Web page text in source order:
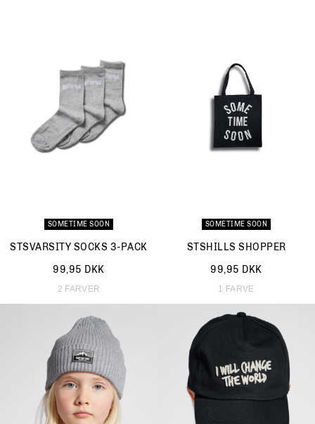
SOMETIME SOON
STSVARSITY SOCKS 3-PACK
99,95 DKK
2 FARVER
SOMETIME SOON
STSHILLS SHOPPER
99,95 DKK
1 FARVE